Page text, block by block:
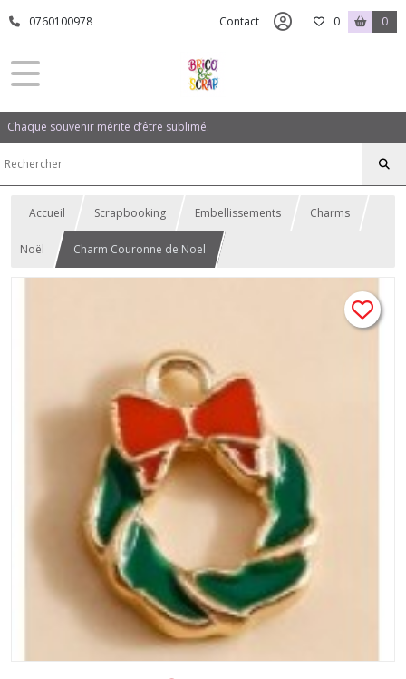
0760100978 Contact 0 0
Chaque souvenir mérite d’être sublimé.
Accueil Scrapbooking Embellissements Charms
Noël Charm Couronne de Noel